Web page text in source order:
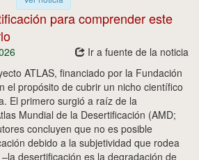
para comprender este
Ir a fuente de la noticia
ATLAS, financiado por la Fundación
el propósito de cubrir un nicho científico
El primero surgió a raíz de la
Mundial de la Desertificación (AMD;
concluyen que no es posible
debido a la subjetividad que rodea
desertificación es la degradación de